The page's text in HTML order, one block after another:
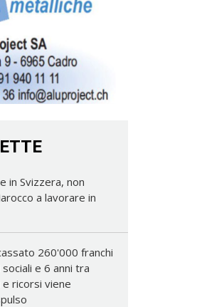
in Svizzera, non
a lavorare in
260'000 franchi
e 6 anni tra
ricorsi viene